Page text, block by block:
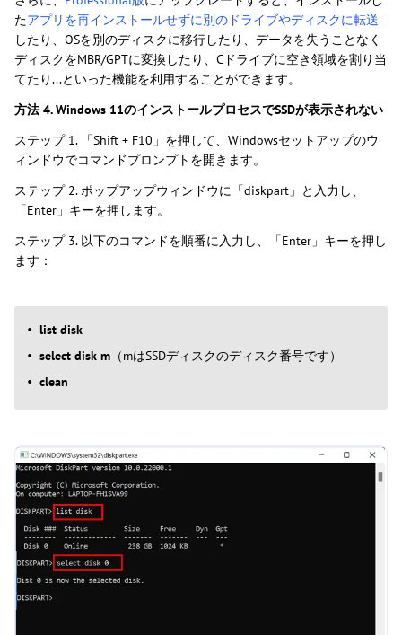
たアプリを再インストールせずに別のドライブやディスクに転送
したり、OSを別のディスクに移行したり、データを失うことなく
ディスクをMBR/GPTに変換したり、Cドライブに空き領域を割り当
てたり...といった機能を利用することができます。
方法 4. Windows 11のインストールプロセスでSSDが表示されない
ステップ 1. 「Shift + F10」を押して、Windowsセットアップのウ
ィンドウでコマンドプロンプトを開きます。
ステップ 2. ポップアップウィンドウに「diskpart」と入力し、
「Enter」キーを押します。
ステップ 3. 以下のコマンドを順番に入力し、「Enter」キーを押し
ます：
list disk
select disk m （mはSSDディスクのディスク番号です）
clean